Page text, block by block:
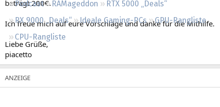
Podcast RAMageddon
RTX 5000 „Deals“
RX 9000 „Deals“
Ideale Gaming-PCs
GPU-Rangliste
CPU-Rangliste
beträgt 200€.
Ich freue mich auf eure Vorschläge und danke für die Mithilfe.
Liebe Grüße,
piacetto